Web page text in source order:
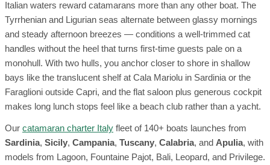
Italian waters reward catamarans more than any other boat. The
Tyrrhenian and Ligurian seas alternate between glassy mornings
and steady afternoon breezes — conditions a well-trimmed cat
handles without the heel that turns first-time guests pale on a
monohull. With two hulls, you anchor closer to shore in shallow
bays like the translucent shelf at Cala Mariolu in Sardinia or the
Faraglioni outside Capri, and the flat saloon plus generous cockpit
makes long lunch stops feel like a beach club rather than a yacht.
Our catamaran charter Italy fleet of 140+ boats launches from
Sardinia, Sicily, Campania, Tuscany, Calabria, and Apulia, with
models from Lagoon, Fountaine Pajot, Bali, Leopard, and Privilege.